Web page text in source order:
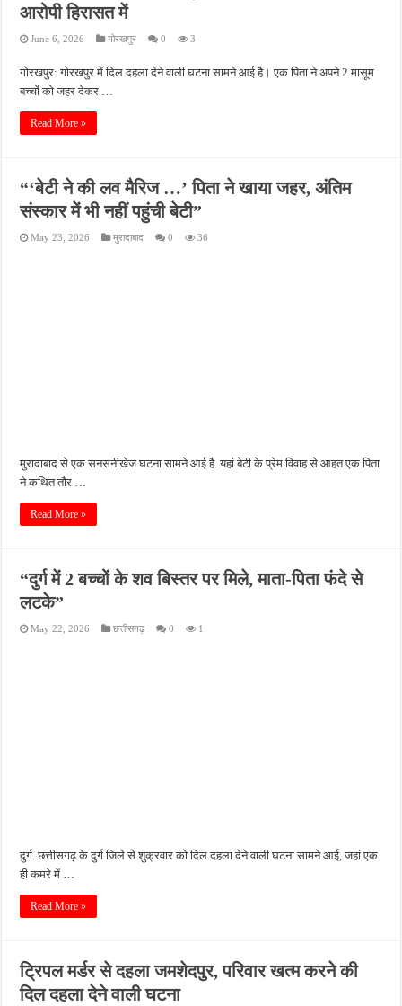
आरोपी हिरासत में
June 6, 2026 गोरखपुर 0 3
गोरखपुर: गोरखपुर में दिल दहला देने वाली घटना सामने आई है। एक पिता ने अपने 2 मासूम
बच्चों को जहर देकर …
Read More »
“‘बेटी ने की लव मैरिज …’ पिता ने खाया जहर, अंतिम
संस्कार में भी नहीं पहुंची बेटी”
May 23, 2026 मुरादाबाद 0 36
मुरादाबाद से एक सनसनीखेज घटना सामने आई है. यहां बेटी के प्रेम विवाह से आहत एक पिता
ने कथित तौर …
Read More »
“दुर्ग में 2 बच्चों के शव बिस्तर पर मिले, माता-पिता फंदे से
लटके”
May 22, 2026 छत्तीसगढ़ 0 1
दुर्ग. छत्तीसगढ़ के दुर्ग जिले से शुक्रवार को दिल दहला देने वाली घटना सामने आई, जहां एक
ही कमरे में …
Read More »
ट्रिपल मर्डर से दहला जमशेदपुर, परिवार खत्म करने की
दिल दहला देने वाली घटना